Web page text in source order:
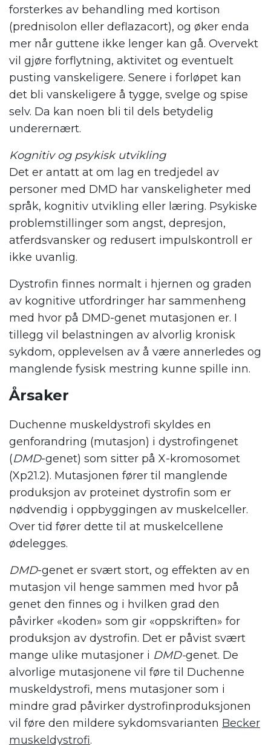
forsterkes av behandling med kortison
(prednisolon eller deflazacort), og øker enda
mer når guttene ikke lenger kan gå. Overvekt
vil gjøre forflytning, aktivitet og eventuelt
pusting vanskeligere. Senere i forløpet kan
det bli vanskeligere å tygge, svelge og spise
selv. Da kan noen bli til dels betydelig
underernært.
Kognitiv og psykisk utvikling
Det er antatt at om lag en tredjedel av
personer med DMD har vanskeligheter med
språk, kognitiv utvikling eller læring. Psykiske
problemstillinger som angst, depresjon,
atferdsvansker og redusert impulskontroll er
ikke uvanlig.
Dystrofin finnes normalt i hjernen og graden
av kognitive utfordringer har sammenheng
med hvor på DMD-genet mutasjonen er. I
tillegg vil belastningen av alvorlig kronisk
sykdom, opplevelsen av å være annerledes og
manglende fysisk mestring kunne spille inn.
Årsaker
Duchenne muskeldystrofi skyldes en
genforandring (mutasjon) i dystrofingenet
(DMD-genet) som sitter på X-kromosomet
(Xp21.2). Mutasjonen fører til manglende
produksjon av proteinet dystrofin som er
nødvendig i oppbyggingen av muskelceller.
Over tid fører dette til at muskelcellene
ødelegges.
DMD-genet er svært stort, og effekten av en
mutasjon vil henge sammen med hvor på
genet den finnes og i hvilken grad den
påvirker «koden» som gir «oppskriften» for
produksjon av dystrofin. Det er påvist svært
mange ulike mutasjoner i DMD-genet. De
alvorlige mutasjonene vil føre til Duchenne
muskeldystrofi, mens mutasjoner som i
mindre grad påvirker dystrofinproduksjonen
vil føre den mildere sykdomsvarianten Becker
muskeldystrofi.